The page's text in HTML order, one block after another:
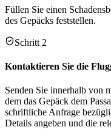
Füllen Sie einen
des Gepäcks feststellen.
Schritt 2
Kontaktieren Sie die
Senden Sie innerhalb von
dem das Gepäck dem
schriftliche Anfrage
Details angeben und die